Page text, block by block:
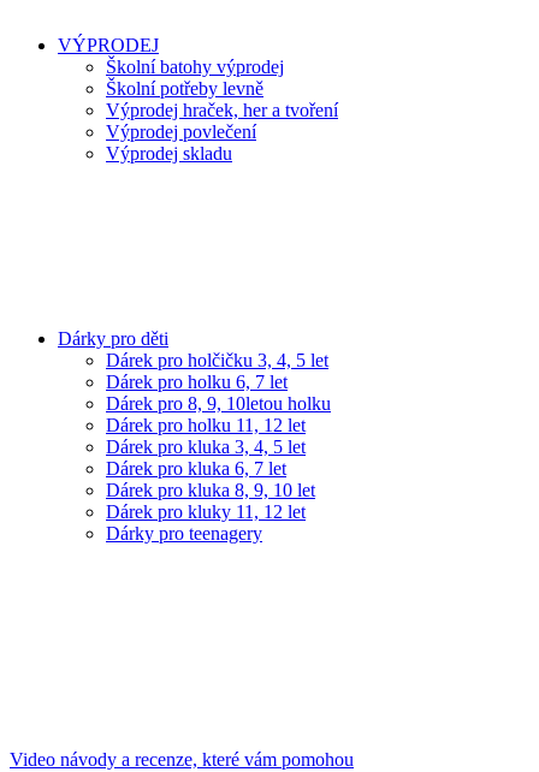
VÝPRODEJ
Školní batohy výprodej
Školní potřeby levně
Výprodej hraček, her a tvoření
Výprodej povlečení
Výprodej skladu
Dárky pro děti
Dárek pro holčičku 3, 4, 5 let
Dárek pro holku 6, 7 let
Dárek pro 8, 9, 10letou holku
Dárek pro holku 11, 12 let
Dárek pro kluka 3, 4, 5 let
Dárek pro kluka 6, 7 let
Dárek pro kluka 8, 9, 10 let
Dárek pro kluky 11, 12 let
Dárky pro teenagery
Video návody a recenze, které vám pomohou